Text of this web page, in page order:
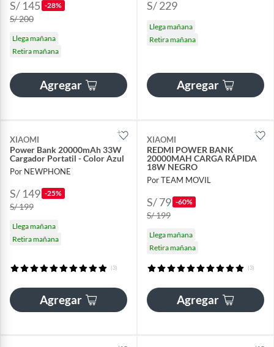
S/ 145 -28%
S/ 200
Llega mañana
Retira mañana
Agregar
S/ 229
Llega mañana
Retira mañana
Agregar
XIAOMI
Power Bank 20000mAh 33W
Cargador Portatil - Color Azul
Por NEWPHONE
S/ 149 -25%
S/ 199
Llega mañana
Retira mañana
(3)
Agregar
XIAOMI
REDMI POWER BANK
20000MAH CARGA RÁPIDA
18W NEGRO
Por TEAM MOVIL
S/ 79 -60%
S/ 199
Llega mañana
Retira mañana
(3)
Agregar